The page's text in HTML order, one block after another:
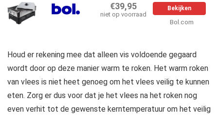
€39,95
niet op voorraad
Bekijken
Bol.com
Houd er rekening mee dat alleen vis voldoende gegaard
wordt door op deze manier warm te roken. Het warm roken
van vlees is niet heet genoeg om het vlees veilig te kunnen
eten. Zorg er dus voor dat je het vlees na het roken nog
even verhit tot de gewenste kerntemperatuur om het veilig